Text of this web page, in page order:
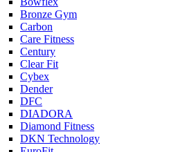
Bronze Gym
Carbon
Care Fitness
Century
Clear Fit
Cybex
Dender
DFC
DIADORA
Diamond Fitness
DKN Technology